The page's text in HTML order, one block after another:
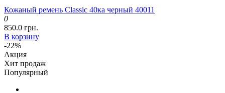
Кожаный ремень Classic 40ка черный 40011
0
850.0 грн.
В корзину
-22%
Акция
Хит продаж
Популярный